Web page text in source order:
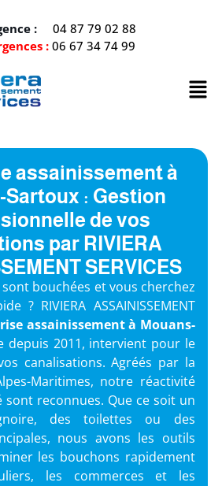
:
04 87 79 02 88
: 06 67 34 74 99
assainissement à
Sartoux : Gestion
de vos
par RIVIERA
SERVICES
bouchées et vous cherchez
? RIVIERA ASSAINISSEMENT
assainissement à Mouans-
depuis 2011, intervient pour le
canalisations. Agréés par la
Maritimes, notre réactivité
reconnues. Que ce soit un
des toilettes ou des
nous avons les outils
les bouchons rapidement
les commerces et les